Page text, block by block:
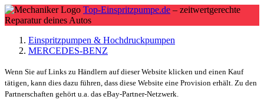
Top-Einspritzpumpe.de – zeitwertgerechte
Reparatur deines Autos
Einspritzpumpen & Hochdruckpumpen
MERCEDES-BENZ
Wenn Sie auf Links zu Händlern auf dieser Website klicken und einen Kauf
tätigen, kann dies dazu führen, dass diese Website eine Provision erhält. Zu den
Partnerschaften gehört u.a. das eBay-Partner-Netzwerk.